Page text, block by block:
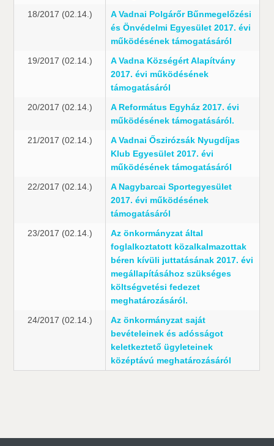
18/2017 (02.14.)
A Vadnai Polgárőr Bűnmegelőzési
és Önvédelmi Egyesület 2017. évi
működésének támogatásáról
19/2017 (02.14.)
A Vadna Községért Alapítvány
2017. évi működésének
támogatásáról
20/2017 (02.14.)
A Református Egyház 2017. évi
működésének támogatásáról.
21/2017 (02.14.)
A Vadnai Őszirózsák Nyugdíjas
Klub Egyesület 2017. évi
működésének támogatásáról
22/2017 (02.14.)
A Nagybarcai Sportegyesület
2017. évi működésének
támogatásáról
23/2017 (02.14.)
Az önkormányzat által
foglalkoztatott közalkalmazottak
béren kívüli juttatásának 2017. évi
megállapításához szükséges
költségvetési fedezet
meghatározásáról.
24/2017 (02.14.)
Az önkormányzat saját
bevételeinek és adósságot
keletkeztető ügyleteinek
középtávú meghatározásáról